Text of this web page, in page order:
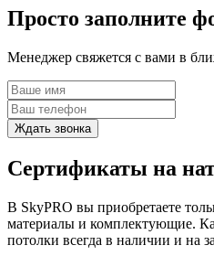
Просто заполните
Менеджер свяжется с вами в
Сертификаты на
В SkyPRO вы приобретаете
материалы и комплектующие.
потолки всегда в наличии и на